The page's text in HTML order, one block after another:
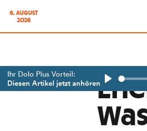
6. AUGUST
2026
Ihr Dolo Plus Vorteil:
Diesen Artikel jetzt anhören